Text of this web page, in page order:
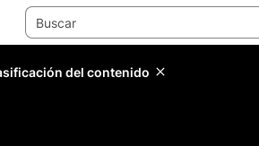
del contenido